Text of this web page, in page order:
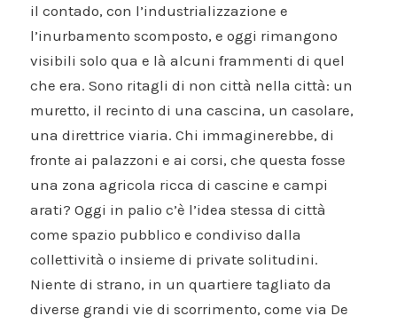
il contado, con l’industrializzazione e
l’inurbamento scomposto, e oggi rimangono
visibili solo qua e là alcuni frammenti di quel
che era. Sono ritagli di non città nella città: un
muretto, il recinto di una cascina, un casolare,
una direttrice viaria. Chi immaginerebbe, di
fronte ai palazzoni e ai corsi, che questa fosse
una zona agricola ricca di cascine e campi
arati? Oggi in palio c’è l’idea stessa di città
come spazio pubblico e condiviso dalla
collettività o insieme di private solitudini.
Niente di strano, in un quartiere tagliato da
diverse grandi vie di scorrimento, come via De